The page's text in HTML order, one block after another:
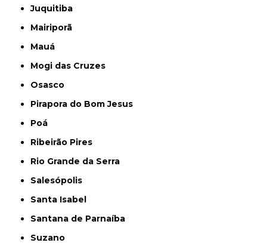
Juquitiba
Mairiporã
Mauá
Mogi das Cruzes
Osasco
Pirapora do Bom Jesus
Poá
Ribeirão Pires
Rio Grande da Serra
Salesópolis
Santa Isabel
Santana de Parnaíba
Suzano